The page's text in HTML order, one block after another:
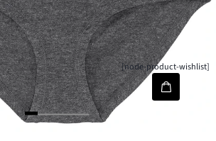
[node-product-wishlist]